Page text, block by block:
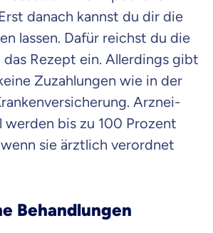
danach kannst du dir die
lassen. Dafür reichst du die
das Rezept ein. Allerdings gibt
Zuzahlungen wie in der
Arznei-
bis zu 100 Prozent
sie ärztlich verordnet
Behandlungen